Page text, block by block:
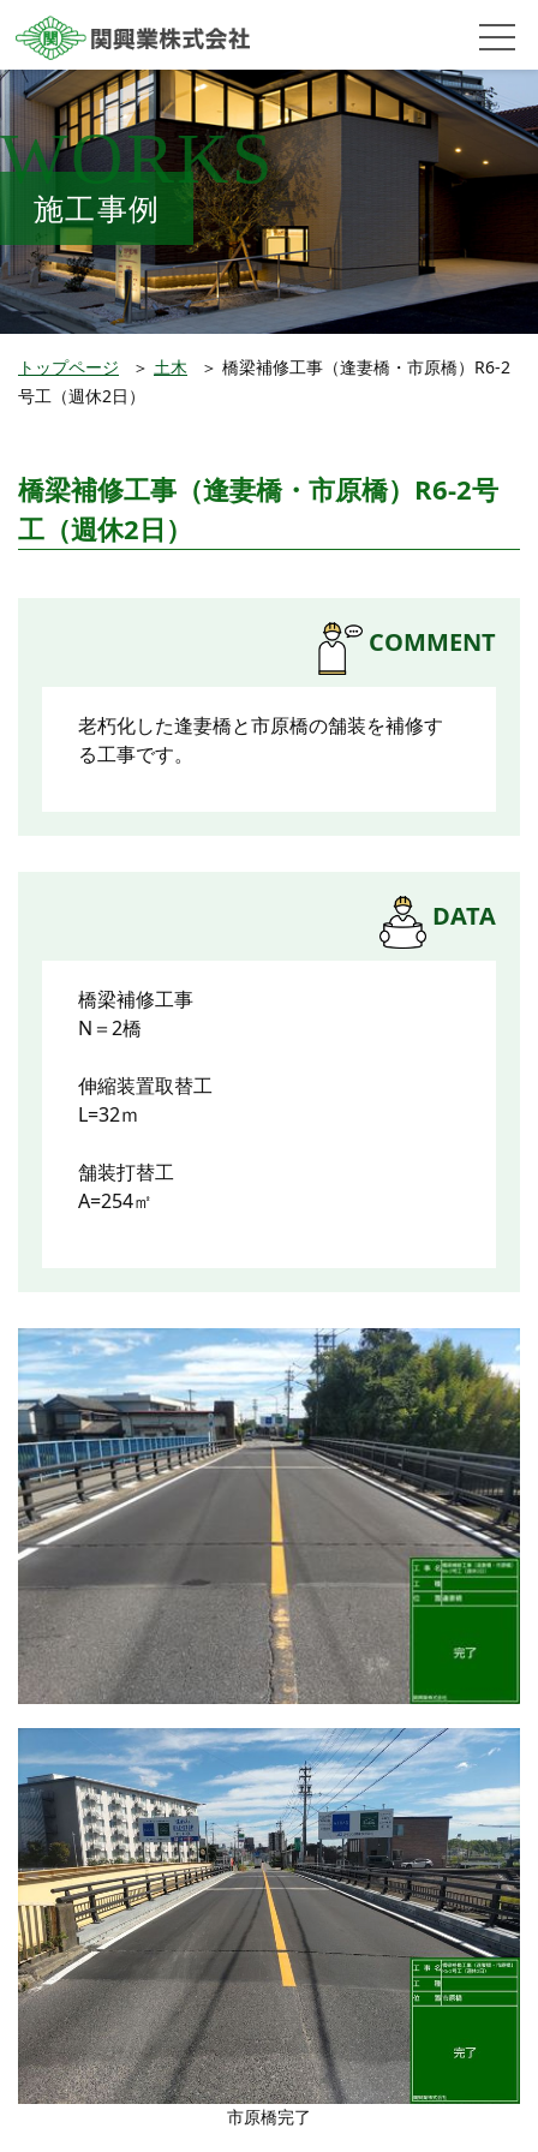
WORKS
施工事例
トップページ ＞ 土木 ＞ 橋梁補修工事（逢妻橋・市原橋）R6-2
号工（週休2日）
橋梁補修工事（逢妻橋・市原橋）R6-2号
工（週休2日）
COMMENT
老朽化した逢妻橋と市原橋の舗装を補修す
る工事です。
DATA
橋梁補修工事
N＝2橋
伸縮装置取替工
L=32ｍ
舗装打替工
A=254㎡
市原橋完了